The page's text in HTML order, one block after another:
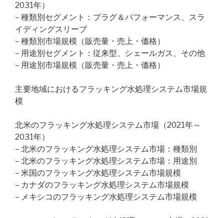
2031年）
– 種類別セグメント：プラグ＆パフォーマンス、スラ
イディングスリーブ
– 種類別市場規模（販売量・売上・価格）
– 用途別セグメント：従来型、シェールガス、その他
– 用途別市場規模（販売量・売上・価格）
主要地域におけるフラッキング水処理システム市場規
模
北米のフラッキング水処理システム市場（2021年～
2031年）
– 北米のフラッキング水処理システム市場：種類別
– 北米のフラッキング水処理システム市場：用途別
– 米国のフラッキング水処理システム市場規模
– カナダのフラッキング水処理システム市場規模
– メキシコのフラッキング水処理システム市場規模